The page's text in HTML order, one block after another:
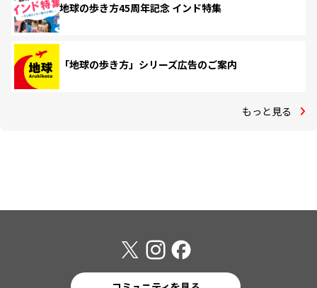
地球の歩き方45周年記念 インド特集
「地球の歩き方」シリーズ広告のご案内
もっと見る